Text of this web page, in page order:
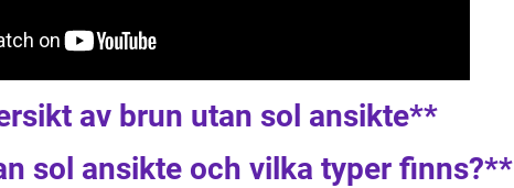
av brun utan sol ansikte**
sol ansikte och vilka typer finns?**